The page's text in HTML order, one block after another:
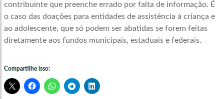
contribuinte que preenche errado por falta de informação. É
o caso das doações para entidades de assistência à criança e
ao adolescente, que só podem ser abatidas se forem feitas
diretamente aos fundos municipais, estaduais e federais.
Compartilhe isso: